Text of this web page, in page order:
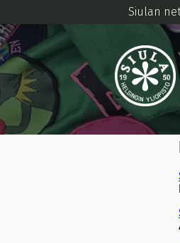
Siulan